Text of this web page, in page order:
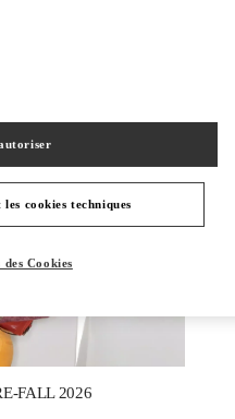
FALL 2026
cookies techniques
Cookies